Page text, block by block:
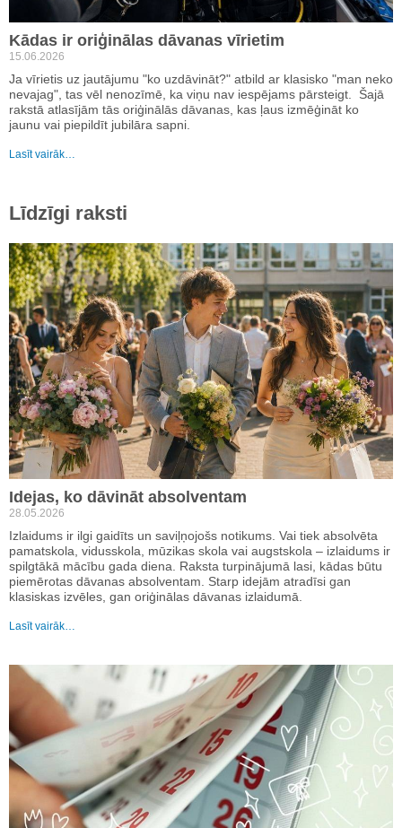
Kādas ir oriģinālas dāvanas vīrietim
15.06.2026
Ja vīrietis uz jautājumu "ko uzdāvināt?" atbild ar klasisko "man neko
nevajag", tas vēl nenozīmē, ka viņu nav iespējams pārsteigt. Šajā
rakstā atlasījām tās oriģinālās dāvanas, kas ļaus izmēģināt ko
jaunu vai piepildīt jubilāra sapni.
Lasīt vairāk…
Līdzīgi raksti
Idejas, ko dāvināt absolventam
28.05.2026
Izlaidums ir ilgi gaidīts un saviļņojošs notikums. Vai tiek absolvēta
pamatskola, vidusskola, mūzikas skola vai augstskola – izlaidums ir
spilgtākā mācību gada diena. Raksta turpinājumā lasi, kādas būtu
piemērotas dāvanas absolventam. Starp idejām atradīsi gan
klasiskas izvēles, gan oriģinālas dāvanas izlaidumā.
Lasīt vairāk…